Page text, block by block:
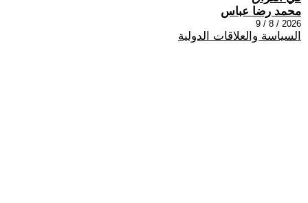
محمد رضا عباس
2026 / 8 / 9
السياسة والعلاقات الدولية